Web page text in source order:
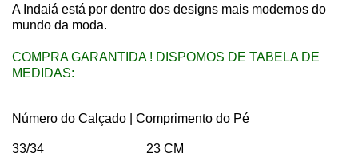
A Indaiá está por dentro dos designs mais modernos do
mundo da moda.
COMPRA GARANTIDA ! DISPOMOS DE TABELA DE
MEDIDAS:
Número do Calçado | Comprimento do Pé
33/34 23 CM